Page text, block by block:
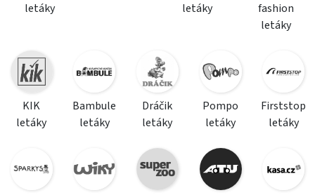
letáky
letáky
fashion
letáky
KIK
letáky
Bambule
letáky
Dráčik
letáky
Pompo
letáky
Firststop
letáky